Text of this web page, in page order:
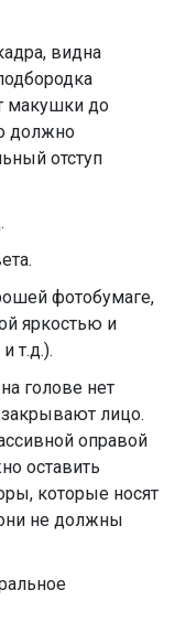
видна
макушки до
должно
отступ
фотобумаге,
яркостью и
т.д.).
голове нет
лицо.
оправой
оставить
которые носят
не должны